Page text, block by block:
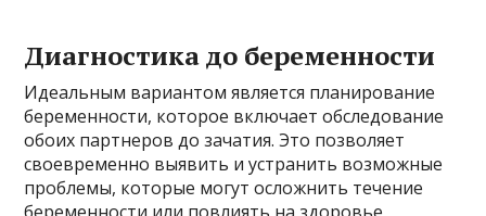
Диагностика до беременности
Идеальным вариантом является планирование
беременности, которое включает обследование
обоих партнеров до зачатия. Это позволяет
своевременно выявить и устранить возможные
проблемы, которые могут осложнить течение